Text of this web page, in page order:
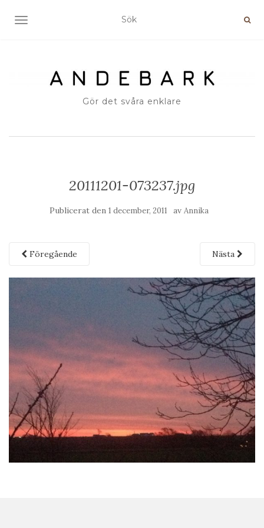
SLÅ PÅ/AV NAVIGERING
Gör det svåra enklare
20111201-073237.jpg
Publicerat den 1 december, 2011 av Annika
Föregående Nästa